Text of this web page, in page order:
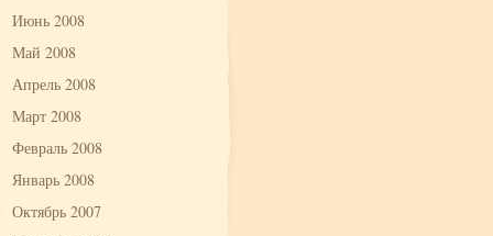
Июнь 2008
Май 2008
Апрель 2008
Март 2008
Февраль 2008
Январь 2008
Октябрь 2007